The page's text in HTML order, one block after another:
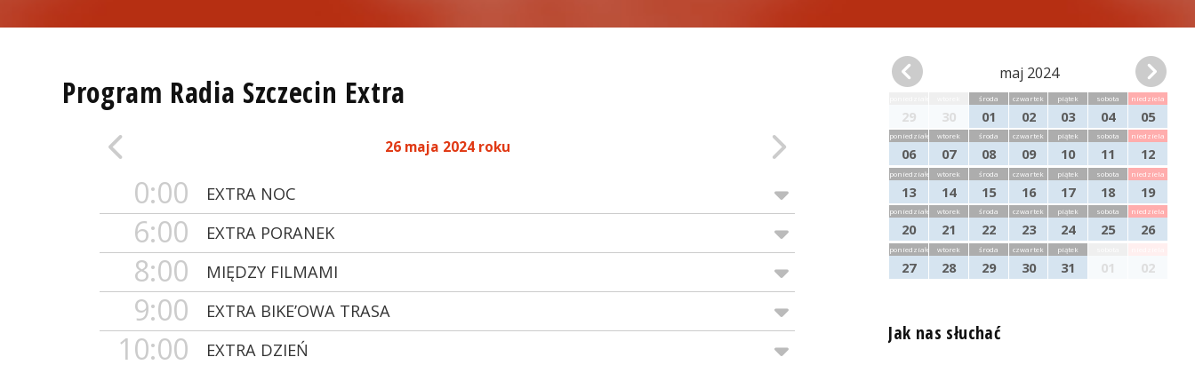
Program Radia Szczecin Extra
26 maja 2024 roku
0:00 EXTRA NOC
6:00 EXTRA PORANEK
8:00 MIĘDZY FILMAMI
9:00 EXTRA BIKE’OWA TRASA
10:00 EXTRA DZIEŃ
maj 2024
29 30
środa
01
czwartek
02
piątek
03
sobota
04
niedziela
05
poniedziałek
06
wtorek
07
środa
08
czwartek
09
piątek
10
sobota
11
niedziela
12
poniedziałek
13
wtorek
14
środa
15
czwartek
16
piątek
17
sobota
18
niedziela
19
poniedziałek
20
wtorek
21
środa
22
czwartek
23
piątek
24
sobota
25
niedziela
26
poniedziałek
27
wtorek
28
środa
29
czwartek
30
piątek
31 01 02
Jak nas słuchać